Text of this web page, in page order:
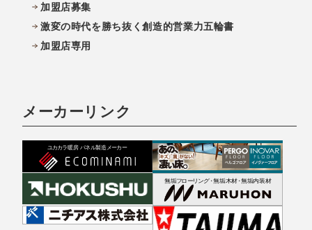
加盟店募集
激変の時代を勝ち抜く創造的営業力五輪書
加盟店専用
メーカーリンク